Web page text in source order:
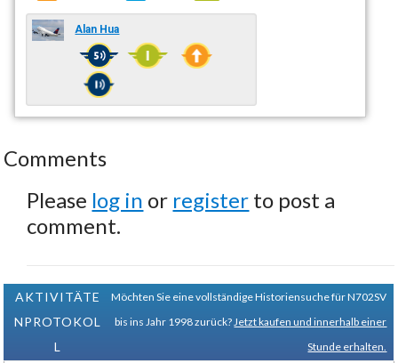
Alan Hua
Comments
Please log in or register to post a
comment.
AKTIVITÄTE
NPROTOKOL
L
Möchten Sie eine vollständige Historiensuche für N702SV
bis ins Jahr 1998 zurück? Jetzt kaufen und innerhalb einer
Stunde erhalten.